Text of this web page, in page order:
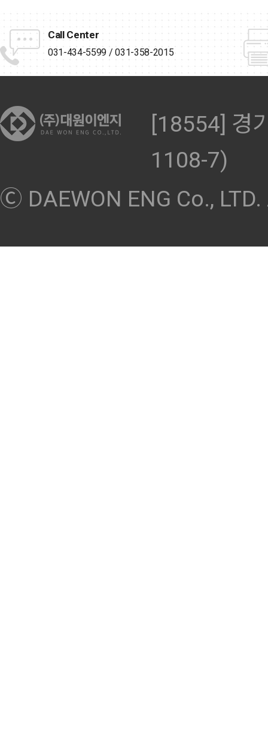
Call Center
031-434-5599 / 031-358-2015
[18554] 경
1108-7)
Ⓒ DAEWON ENG Co.,